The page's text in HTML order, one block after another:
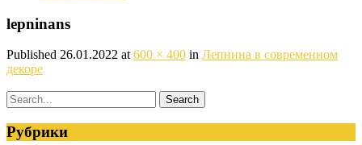
lepninans
Published 26.01.2022 at 600 × 400 in Лепнина в современном
декоре
Рубрики